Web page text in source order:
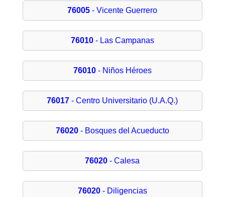
76005 - Vicente Guerrero
76010- Las Campanas
76010- Niños Héroes
76017 - Centro Universitario (U.A.Q.)
76020- Bosques del Acueducto
76020 - Calesa
76020- Diligencias